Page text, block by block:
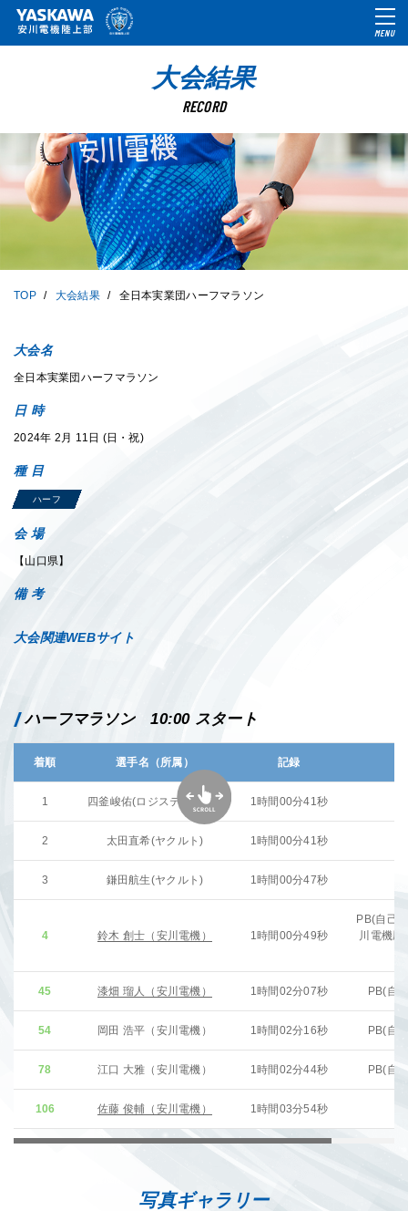
MENU
大会結果
RECORD
TOP 大会結果 全日本実業団ハーフマラソン
大会名
全日本実業団ハーフマラソン
日 時
2024年 2月 11日 (日・祝)
種 目
ハーフ
会 場
【山口県】
備 考
大会関連WEBサイト
ハーフマラソン 10:00 スタート
着順 選手名（所属） 記録
1 四釜峻佑(ロジスティード)) 1時間00分41秒
2 太田直希(ヤクルト) 1時間00分41秒
3 鎌田航生(ヤクルト) 1時間00分47秒
4 鈴木 創士（安川電機） 1時間00分49秒
PB(自己
川電機歴
45 漆畑 瑠人（安川電機） 1時間02分07秒 PB(自
54 岡田 浩平（安川電機） 1時間02分16秒 PB(自
78 江口 大雅（安川電機） 1時間02分44秒 PB(自
106 佐藤 俊輔（安川電機） 1時間03分54秒
写真ギャラリー